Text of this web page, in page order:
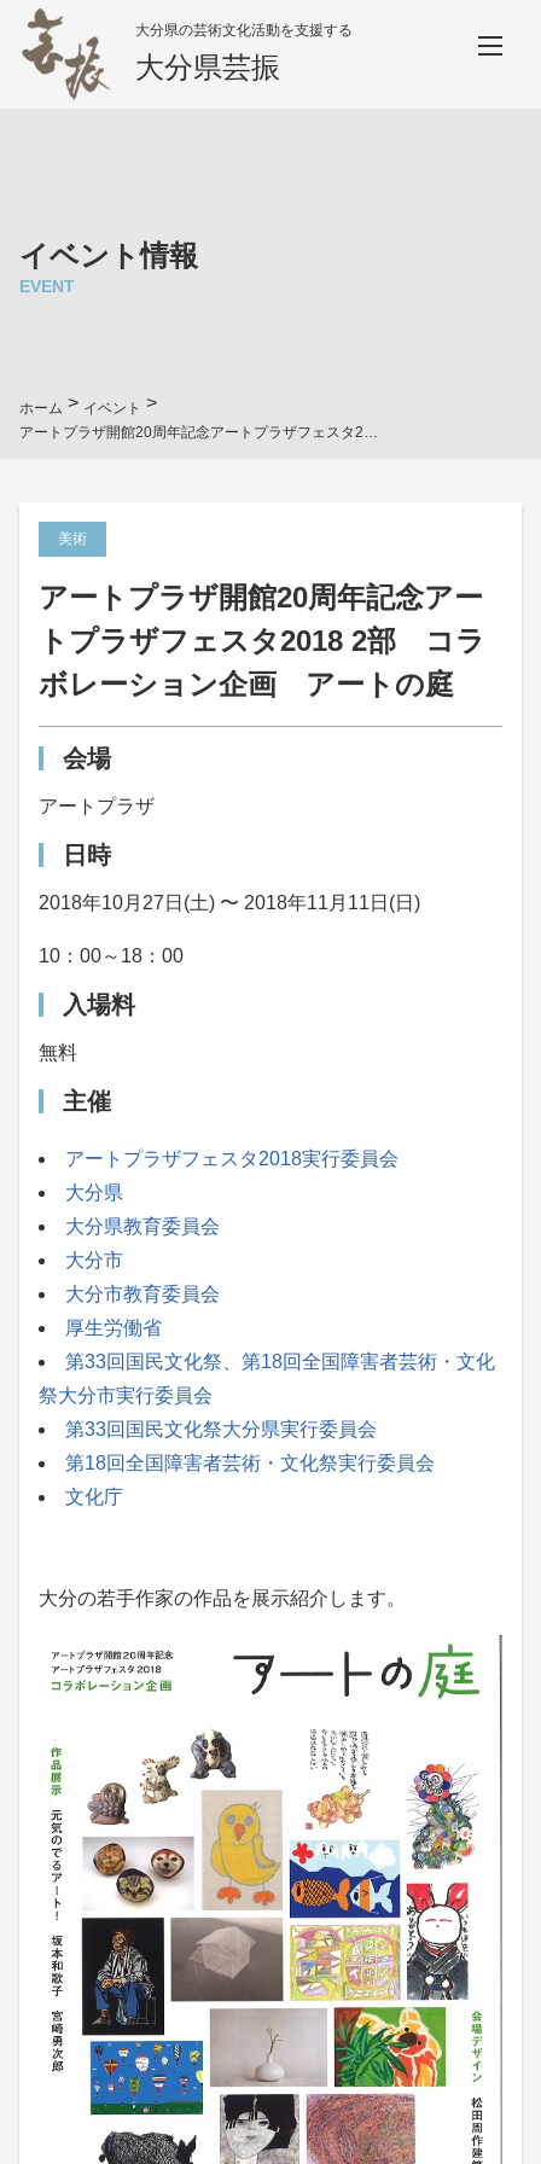
大分県の芸術文化活動を支援する
大分県芸振
イベント情報
EVENT
ホーム > イベント >
アートプラザ開館20周年記念アートプラザフェスタ2018 2部 コラボレーション企画 アートの庭
美術
アートプラザ開館20周年記念アー
トプラザフェスタ2018 2部 コラ
ボレーション企画 アートの庭
会場
アートプラザ
日時
2018年10月27日(土) 〜 2018年11月11日(日)
10：00～18：00
入場料
無料
主催
アートプラザフェスタ2018実行委員会
大分県
大分県教育委員会
大分市
大分市教育委員会
厚生労働省
第33回国民文化祭、第18回全国障害者芸術・文化
祭大分市実行委員会
第33回国民文化祭大分県実行委員会
第18回全国障害者芸術・文化祭実行委員会
文化庁
大分の若手作家の作品を展示紹介します。